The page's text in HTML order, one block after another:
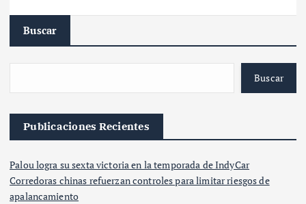
Buscar
Buscar
Publicaciones Recientes
Palou logra su sexta victoria en la temporada de IndyCar
Corredoras chinas refuerzan controles para limitar riesgos de
apalancamiento